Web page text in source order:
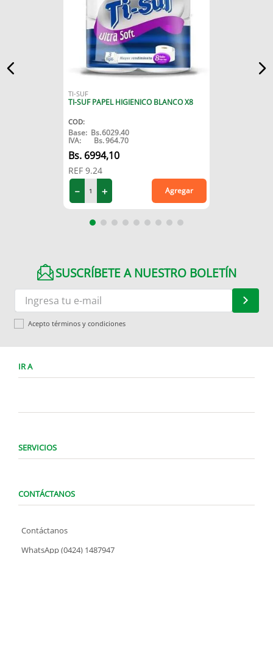
TI-SUF
TI-SUF PAPEL HIGIENICO BLANCO X8
COD:
Base: Bs.6029.40
IVA: Bs.964.70
6994,10
REF 9.24
＋
－ Agregar
SUSCRÍBETE A NUESTRO BOLETÍN
Acepto términos y condiciones
IR A
SERVICIOS
CONTÁCTANOS
Contáctanos
WhatsApp (0424) 1487947